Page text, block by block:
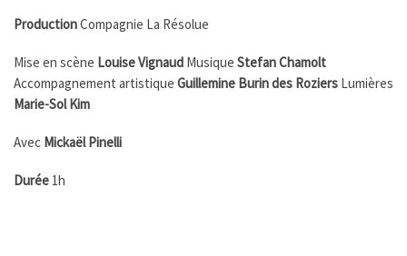
ProductionCompagnie La Résolue
Mise en scène Louise Vignaud Musique Stefan Chamolt
Accompagnement artistique Guillemine Burin des Roziers Lumières
Marie-Sol Kim
Avec Mickaël Pinelli
Durée 1h